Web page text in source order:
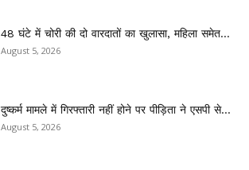
48 घंटे में चोरी की दो वारदातों का खुलासा, महिला समेत...
August 5, 2026
दुष्कर्म मामले में गिरफ्तारी नहीं होने पर पीड़िता ने एसपी से...
August 5, 2026